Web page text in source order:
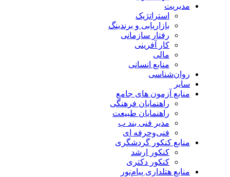
مدیریت
استراتژیک
بازاریابی و برندینگ
رفتار سازمانی
کار آفرینی
مالی
منابع انسانی
روان‌شناسی
سایر
منابع آزمون های جامع
راهنمایان فرهنگی
راهنمایان طبیعت
مدیر فنی بند ب
فنی‌وحرفه‌ ای
منابع کنکور گردشگری
کنکور ارشد
کنکور دکتری
منابع هتلداری پیام‌نور